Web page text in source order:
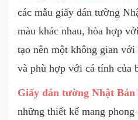
các mẫu giấy dán tường
màu khác nhau, hòa hợp
tạo nên một không gian
và phù hợp với cá tính của
Giấy dán tường Nhật Bản
những thiết kế mang